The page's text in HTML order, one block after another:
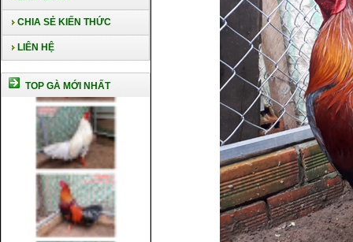
CHIA SẺ KIẾN THỨC
LIÊN HỆ
TOP GÀ MỚI NHẤT